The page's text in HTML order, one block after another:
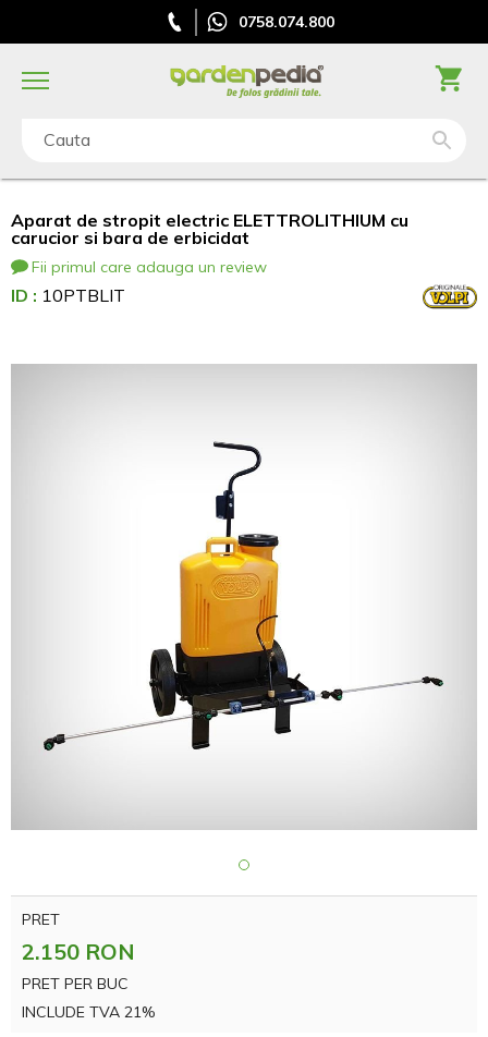
0758.074.800
Cauta
Aparat de stropit electric ELETTROLITHIUM cu
carucior si bara de erbicidat
Fii primul care adauga un review
ID : 10PTBLIT
PRET
2.150 RON
PRET PER BUC
INCLUDE TVA 21%